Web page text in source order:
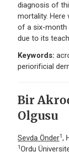
diagnosis of
mortality. Here
of a six-month
due to its
Keywords:
periorificial
Bir
Olgusu
Sevda Önder1,
1Ordu